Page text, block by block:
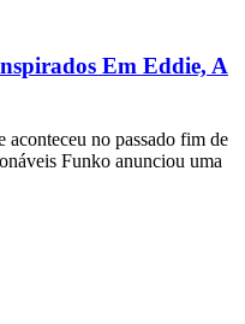
Em Eddie, A
no passado fim de
Funko anunciou uma